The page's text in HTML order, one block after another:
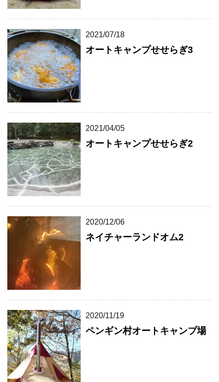
2021/07/18
オートキャンプせせらぎ3
2021/04/05
オートキャンプせせらぎ2
2020/12/06
ネイチャーランドオム2
2020/11/19
ペンギン村オートキャンプ場